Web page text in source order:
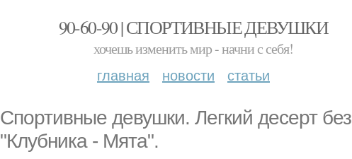
90-60-90 | СПОРТИВНЫЕ ДЕВУШКИ
хочешь изменить мир - начни с себя!
главная новости статьи
Спортивные девушки. Легкий десерт
"Клубника - Мята".